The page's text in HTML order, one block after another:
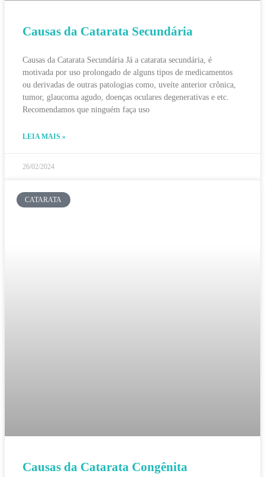
Causas da Catarata Secundária
Causas da Catarata Secundária Já a catarata secundária, é
motivada por uso prolongado de alguns tipos de medicamentos
ou derivadas de outras patologias como, uveíte anterior crônica,
tumor, glaucoma agudo, doenças oculares degenerativas e etc.
Recomendamos que ninguém faça uso
LEIA MAIS »
26/02/2024
CATARATA
Causas da Catarata Congênita